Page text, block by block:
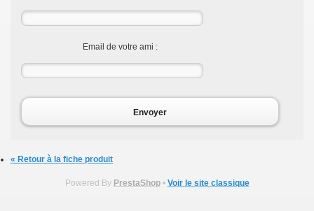
Email de votre ami :
Envoyer
« Retour à la fiche produit
Powered By PrestaShop• Voir le site classique